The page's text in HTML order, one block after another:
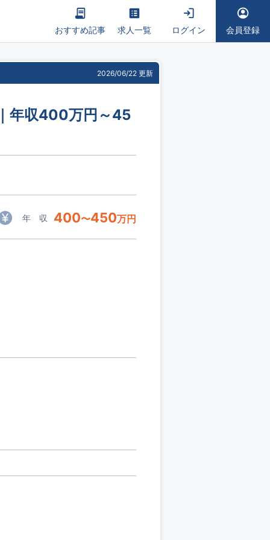
おすすめ記事 求人一覧 ログイン 会員登録
2026/06/22 更新
年収400万円～45
年 収 400〜450万円